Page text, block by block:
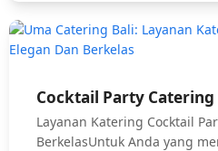
Cocktail Party Catering
Layanan Katering Cocktail
BerkelasUntuk Anda yang